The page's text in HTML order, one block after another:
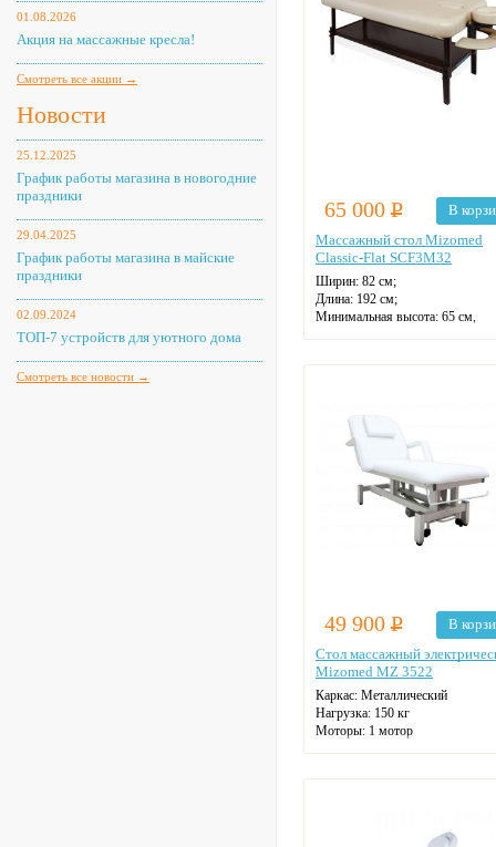
01.08.2026
Акция на массажные кресла!
Смотреть все акции →
Новости
25.12.2025
График работы магазина в новогодние
праздники
29.04.2025
График работы магазина в майские
праздники
02.09.2024
ТОП-7 устройств для уютного дома
Смотреть все новости →
65 000 Р
В
Массажный стол Mizomed
Classic-Flat SCF3M32
Ширин: 82 см;
Длина: 192 см;
Минимальная высота: 65 см,
Обивка:полиуретан;
49 900 Р
В
Стол массажный
Mizomed MZ 3522
Каркас: Металлический
Нагрузка: 150 кг
Моторы: 1 мотор